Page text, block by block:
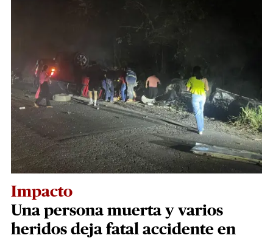
Impacto
Una persona muerta y varios
heridos deja fatal accidente en